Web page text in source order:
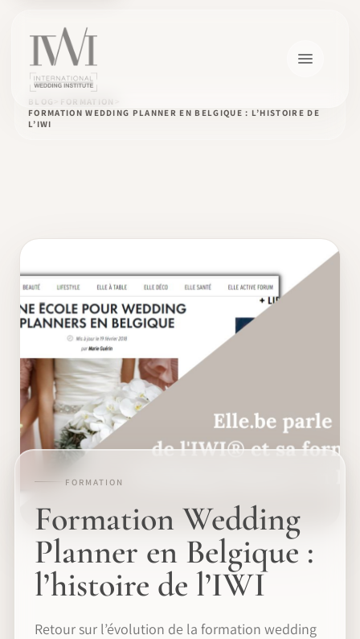
BLOG
FORMATION
FORMATION WEDDING PLANNER EN BELGIQUE : L’HISTOIRE DE
L’IWI
FORMATION
Formation Wedding
Planner en Belgique :
l’histoire de l’IWI
Retour sur l’évolution de la formation wedding